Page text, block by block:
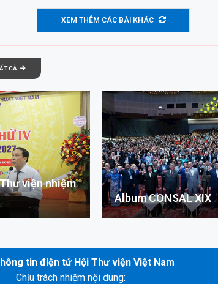
XEM THÊM CÁC BÀI KHÁC
CẢ
viện nhiệm
Album CONSAL XIX
tin điện tử Hội Thư viện Việt Nam
Chịu trách nhiệm nội dung: